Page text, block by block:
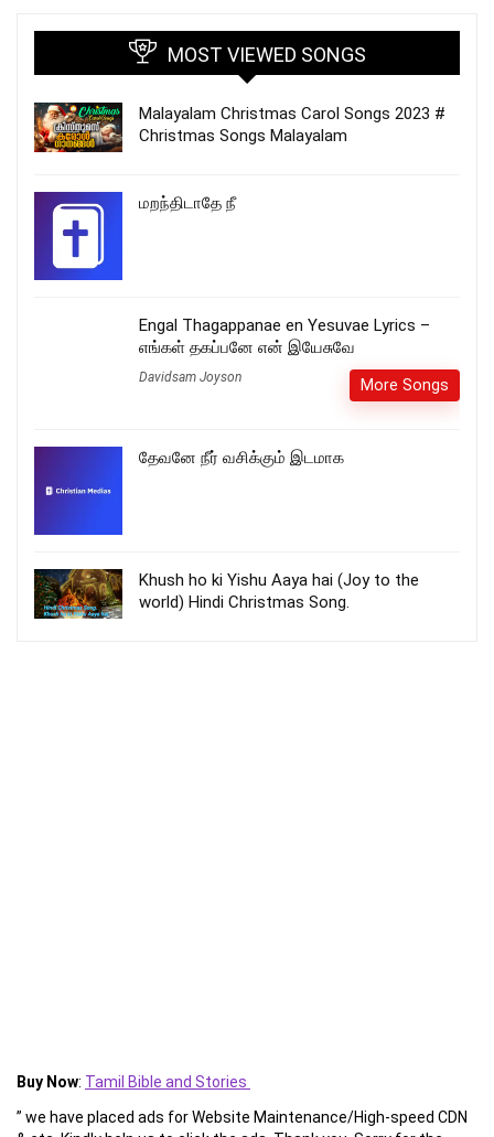
MOST VIEWED SONGS
Malayalam Christmas Carol Songs 2023 #
Christmas Songs Malayalam
மறந்திடாதே நீ
Engal Thagappanae en Yesuvae Lyrics –
எங்கள் தகப்பனே என் இயேசுவே
Davidsam Joyson More Songs
தேவனே நீர் வசிக்கும் இடமாக
Khush ho ki Yishu Aaya hai (Joy to the
world) Hindi Christmas Song.
Buy Now: Tamil Bible and Stories
” we have placed ads for Website Maintenance/High-speed CDN